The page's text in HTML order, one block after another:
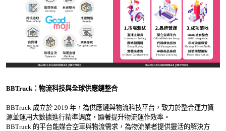
BBTruck：物流科技與全球供應鏈整合
BBTruck 成立於 2019 年，為供應鏈與物流科技平台，致力於整合運力資
源並運用大數據進行精準調度，顯著提升物流運作效率。
BBTruck 的平台能媒合空車與物流需求，為物流業者提供靈活的解決方